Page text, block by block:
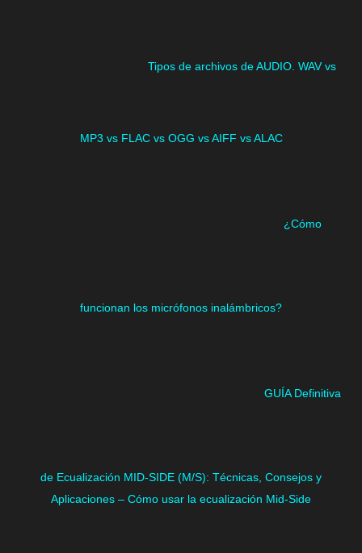
Tipos de archivos de AUDIO. WAV vs
MP3 vs FLAC vs OGG vs AIFF vs ALAC
¿Cómo
funcionan los micrófonos inalámbricos?
GUÍA Definitiva
de Ecualización MID-SIDE (M/S): Técnicas, Consejos y
Aplicaciones – Cómo usar la ecualización Mid-Side